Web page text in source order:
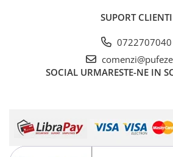
SUPORT CLIENTI
0722707040
SOCIAL URMARESTE-NE IN